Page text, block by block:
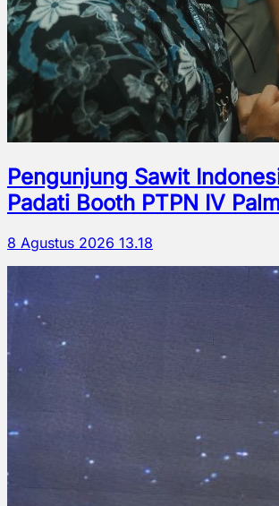
Pengunjung Sawit
Padati Booth PTPN IV
8 Agustus 2026 13.18